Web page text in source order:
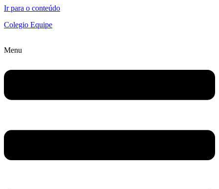
Ir para o conteúdo
Colegio Equipe
Menu